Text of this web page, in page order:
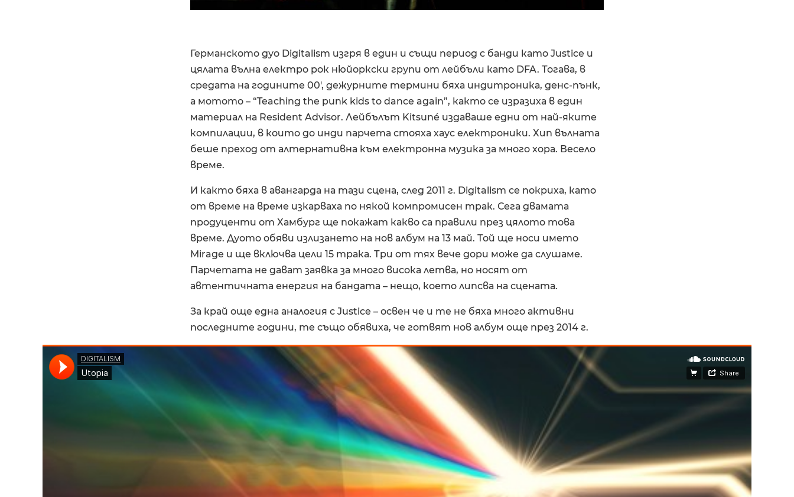
Германското дуо Digitalism изгря в един и същи период с банди като Justice и
цялата вълна електро рок нюйоркски групи от лейбъли като DFA. Тогава, в
средата на годините 00′, дежурните термини бяха индитроника, денс-пънк,
а мотото – “Teaching the punk kids to dance again”, както се изразиха в един
материал на Resident Advisor. Лейбълът Kitsuné издаваше едни от най-яките
компилации, в които до инди парчета стояха хаус електроники. Хип вълната
беше преход от алтернативна към електронна музика за много хора. Весело
време.
И както бяха в авангарда на тази сцена, след 2011 г. Digitalism се покриха, като
от време на време изкарваха по някой компромисен трак. Сега двамата
продуценти от Хамбург ще покажат какво са правили през цялото това
време. Дуото обяви излизането на нов албум на 13 май. Той ще носи името
Mirage и ще включва цели 15 трака. Три от тях вече дори може да слушаме.
Парчетата не дават заявка за много висока летва, но носят от
автентичната енергия на бандата – нещо, което липсва на сцената.
За край още една аналогия с Justice – освен че и те не бяха много активни
последните години, те също обявиха, че готвят нов албум още през 2014 г.